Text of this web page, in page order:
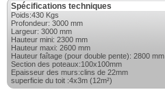
Spécifications techniques
Poids:430 Kgs
Profondeur: 3000 mm
Largeur: 3000 mm
Hauteur mini: 2300 mm
Hauteur maxi: 2600 mm
Hauteur faîtage (pour double pente): 2800 mm
Section des poteaux:100x100mm
Epaisseur des murs:clins de 22mm
superficie du toit :4x3m (12m²)